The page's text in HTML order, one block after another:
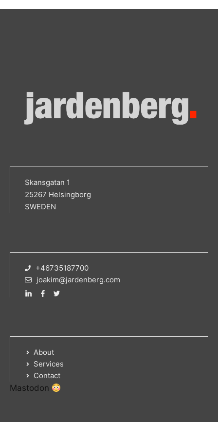
Skansgatan 1
25267 Helsingborg
SWEDEN
+46735187700
joakim@jardenberg.com
About
Services
Contact
Mastodon